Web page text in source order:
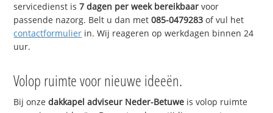
servicedienst is7 dagen per week bereikbaar voor
passende nazorg. Belt u dan met085-0479283 of vul het
contactformulier in. Wij reageren op werkdagen binnen 24
uur.
Volop ruimte voor nieuwe ideeën.
Bij onzedakkapel adviseur Neder-Betuwe is volop ruimte